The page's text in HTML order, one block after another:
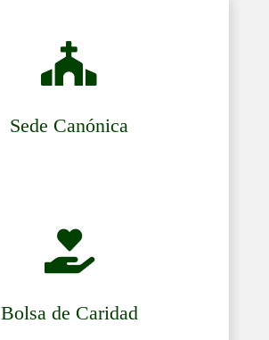

Sede Canónica

Bolsa de Caridad